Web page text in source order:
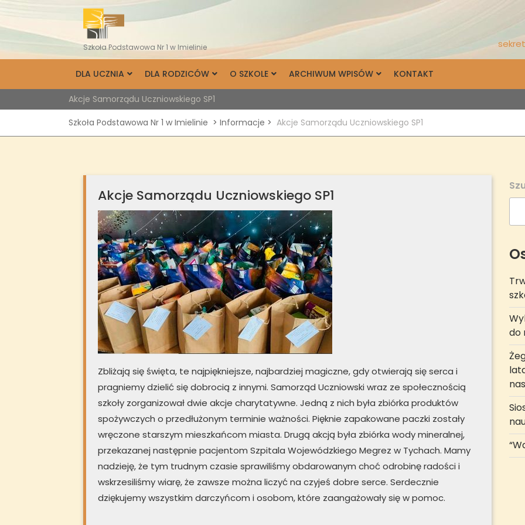
content
Szkoła Podstawowa Nr 1 w Imielinie
DLA UCZNIA DLA RODZICÓW O SZKOLE ARCHIWUM WPISÓW KONTAKT
Akcje Samorządu Uczniowskiego SP1
Szkoła Podstawowa Nr 1 w Imielinie > Informacje > Akcje Samorządu Uczniowskiego SP1
Akcje Samorządu Uczniowskiego SP1
Zbliżają się święta, te najpiękniejsze, najbardziej magiczne, gdy otwierają się serca i
pragniemy dzielić się dobrocią z innymi. Samorząd Uczniowski wraz ze społecznością
szkoły zorganizował dwie akcje charytatywne. Jedną z nich była zbiórka produktów
spożywczych o przedłużonym terminie ważności. Pięknie zapakowane paczki zostały
wręczone starszym mieszkańcom miasta. Drugą akcją była zbiórka wody mineralnej,
przekazanej następnie pacjentom Szpitala Wojewódzkiego Megrez w Tychach. Mamy
nadzieję, że tym trudnym czasie sprawiliśmy obdarowanym choć odrobinę radości i
wskrzesiliśmy wiarę, że zawsze można liczyć na czyjeś dobre serce. Serdecznie
dziękujemy wszystkim darczyńcom i osobom, które zaangażowały się w pomoc.
do